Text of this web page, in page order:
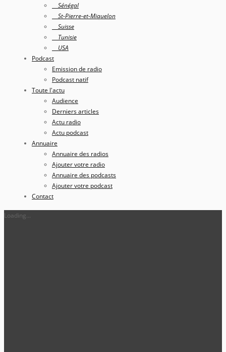
Sénégal
St-Pierre-et-Miquelon
Suisse
Tunisie
USA
Podcast
Emission de radio
Podcast natif
Toute l'actu
Audience
Derniers articles
Actu radio
Actu podcast
Annuaire
Annuaire des radios
Ajouter votre radio
Annuaire des podcasts
Ajouter votre podcast
Contact
Loading...